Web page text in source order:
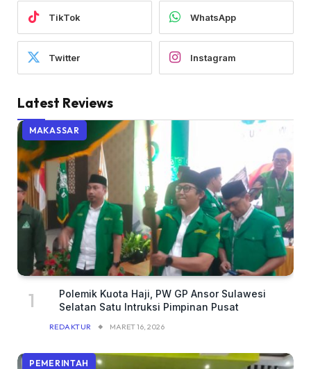
TikTok WhatsApp
Twitter Instagram
Latest Reviews
MAKASSAR
Polemik Kuota Haji, PW GP Ansor Sulawesi
Selatan Satu Intruksi Pimpinan Pusat
REDAKTUR MARET 16, 2026
PEMERINTAH